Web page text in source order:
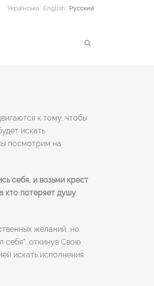
Українська English Русский
к тому, чтобы
искать
посмотрим на
себя, и возьми крест
кто потеряет душу
желаний, но
себя”, откинув Свою
искать исполнения